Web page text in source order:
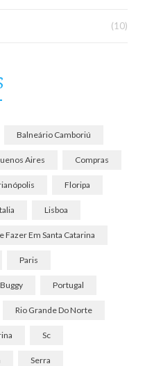
(10)
Balneário Camboriú
Aires Compras
Floripa
Lisboa
Fazer Em Santa Catarina
Paris
Portugal
Rio Grande Do Norte
Sc
Serra